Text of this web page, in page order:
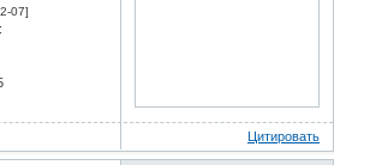
07]
Цитировать